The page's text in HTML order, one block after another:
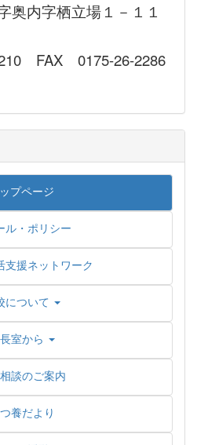
内字栖立場１－１１
FAX 0175-26-2286
プページ
ル・ポリシー
支援ネットワーク
について
室から
談のご案内
養だより